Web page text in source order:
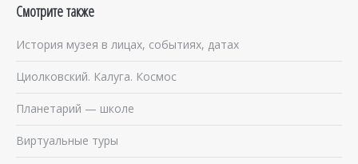
Смотрите также
История музея в лицах, событиях, датах
Циолковский. Калуга. Космос
Планетарий — школе
Виртуальные туры